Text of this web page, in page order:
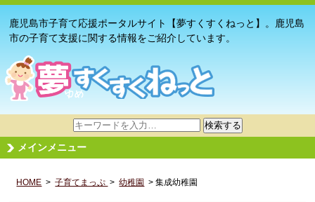
鹿児島市子育て応援ポータルサイト【夢すくすくねっと】。鹿児島
市の子育て支援に関する情報をご紹介しています。
サ
イ
ト
検
検索する
メインメニュー
HOME >子育てまっぷ >幼稚園 > 集成幼稚園